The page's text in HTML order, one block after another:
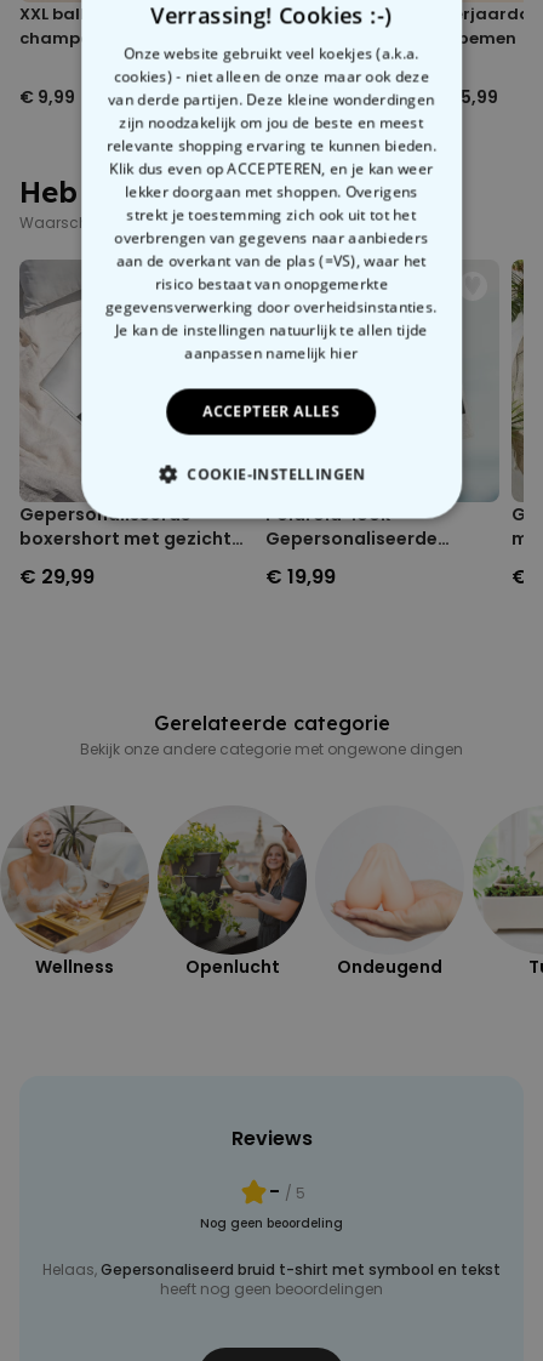
ongeveer +/-5% mogelijk
XXL ballon
champagne fles
€ 9,99
Verjaardagskaart
€ 5,99
bloemen
€ 5,99
Heb je deze al gezien?
Waarschijnlijk interesseren deze producten je ook
Gepersonaliseerde
boxershort met gezicht
€ 29,99
Polaroid-look
Gepersonaliseerde
€ 19,99 €
Gerelateerde categorie
Bekijk onze andere categorie met ongewone dingen
Wellness Openlucht Ondeugend
Reviews
- / 5
Nog geen beoordeling
Helaas,Gepersonaliseerd bruid t-shirt met symbool en tekst
heeft nog geen beoordelingen
Verrassing! Cookies :-)
Onze website gebruikt veel koekjes (a.k.a.
cookies) - niet alleen de onze maar ook deze
van derde partijen. Deze kleine wonderdingen
zijn noodzakelijk om jou de beste en meest
relevante shopping ervaring te kunnen bieden.
Klik dus even op ACCEPTEREN, en je kan weer
lekker doorgaan met shoppen. Overigens
strekt je toestemming zich ook uit tot het
overbrengen van gegevens naar aanbieders
aan de overkant van de plas (=VS), waar het
risico bestaat van onopgemerkte
gegevensverwerking door overheidsinstanties.
Je kan de instellingen natuurlijk te allen tijde
aanpassen namelijk hier
ACCEPTEER ALLES
COOKIE-INSTELLINGEN
NOODZAKELIJK
PERFORMANCE